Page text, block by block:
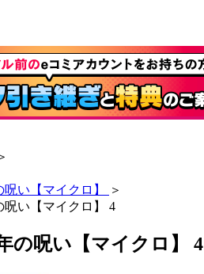
い【マイクロ】
＞
い【マイクロ】 4
の呪い【マイクロ】 4